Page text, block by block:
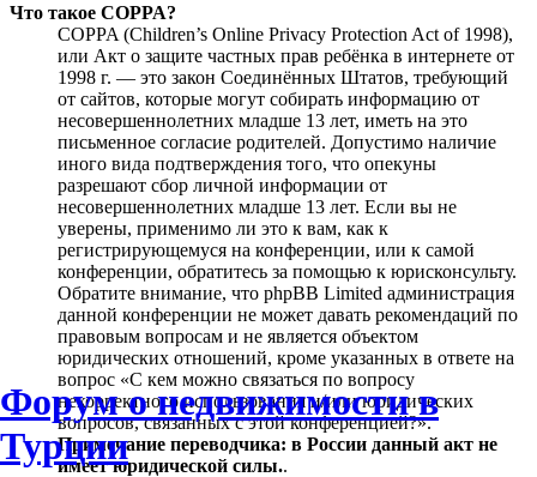
Форум о недвижимости в
Турции
Что такое COPPA?
COPPA (Children’s Online Privacy Protection Act of 1998),
или Акт о защите частных прав ребёнка в интернете от
1998 г. — это закон Соединённых Штатов, требующий
от сайтов, которые могут собирать информацию от
несовершеннолетних младше 13 лет, иметь на это
письменное согласие родителей. Допустимо наличие
иного вида подтверждения того, что опекуны
разрешают сбор личной информации от
несовершеннолетних младше 13 лет. Если вы не
уверены, применимо ли это к вам, как к
регистрирующемуся на конференции, или к самой
конференции, обратитесь за помощью к юрисконсульту.
Обратите внимание, что phpBB Limited администрация
данной конференции не может давать рекомендаций по
правовым вопросам и не является объектом
юридических отношений, кроме указанных в ответе на
вопрос «С кем можно связаться по вопросу
некорректного использования и/или юридических
вопросов, связанных с этой конференцией?».
Примечание переводчика: в России данный акт не
имеет юридической силы..